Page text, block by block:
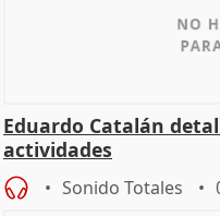
Eduardo Catalán
actividades
Sonido Totales